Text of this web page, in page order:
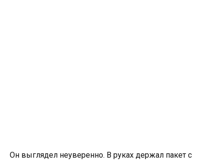
Он выглядел неуверенно. В руках держал пакет с